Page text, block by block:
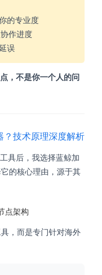
的专业度
作进度
误
，不是你一个人的问
？技术原理深度解析
具后，我选择蓝鲸加
的核心理由，源于其
点架构
，而是专门针对海外